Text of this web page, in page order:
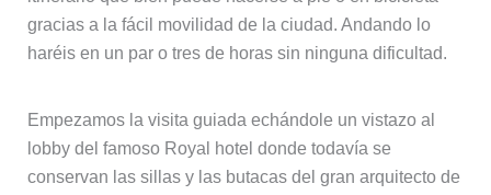
gracias a la fácil movilidad de la ciudad. Andando lo
haréis en un par o tres de horas sin ninguna dificultad.
Empezamos la visita guiada echándole un vistazo al
lobby del famoso Royal hotel donde todavía se
conservan las sillas y las butacas del gran arquitecto de